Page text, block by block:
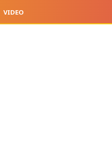
VIDEO